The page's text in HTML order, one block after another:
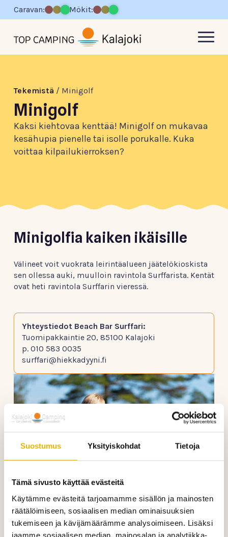
Suostumus Yksityiskohdat Tietoja
Tämä sivusto käyttää evästeitä
Käytämme evästeitä tarjoamamme sisällön ja mainosten
räätälöimiseen, sosiaalisen median ominaisuuksien
tukemiseen ja kävijämäärämme analysoimiseen. Lisäksi
jaamme sosiaalisen median, mainosalan ja analytiikka-
Caravan: Mökit:
Tekemistä / Minigolf
Minigolf
Kaksi kiehtovaa kenttää! Minigolf on mukavaa
kesähupia pienelle tai isolle porukalle. Kuka
voittaa kilpailukierroksen?
Minigolfia kaiken ikäisille
Välineet voit vuokrata leirintäalueen jäätelökioskista
sen ollessa auki, muulloin ravintola Surffarista. Kentät
ovat heti ravintola Surffarin vieressä.
Yhteystiedot Beach Bar Surffari:
Tuomipakkaintie 20, 85100 Kalajoki
p. 010 583 0035
surffari@hiekkadyyni.fi